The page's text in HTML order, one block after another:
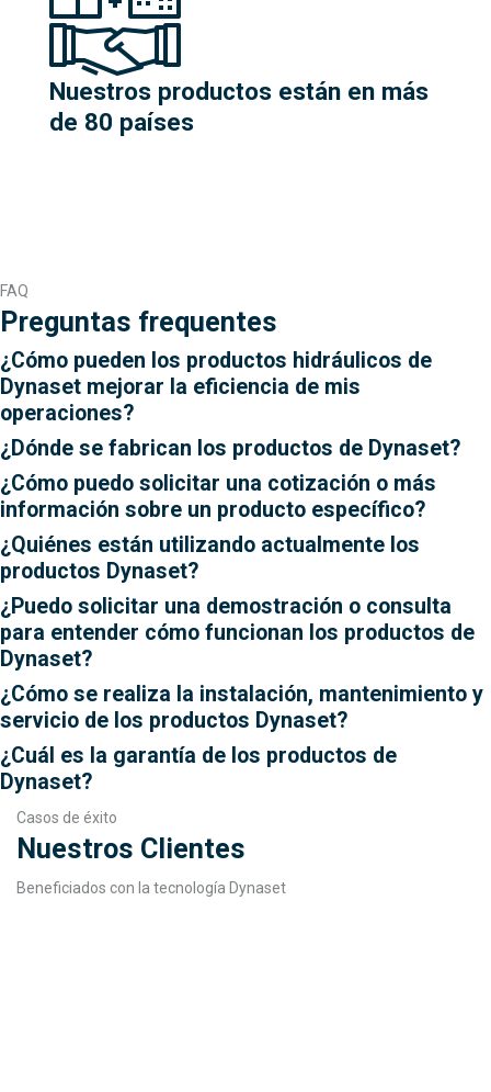
Nuestros productos están en más
de 80 países
FAQ
Preguntas frequentes
¿Cómo pueden los productos hidráulicos de
Dynaset mejorar la eficiencia de mis
operaciones?
¿Dónde se fabrican los productos de Dynaset?
¿Cómo puedo solicitar una cotización o más
información sobre un producto específico?
¿Quiénes están utilizando actualmente los
productos Dynaset?
¿Puedo solicitar una demostración o consulta
para entender cómo funcionan los productos de
Dynaset?
¿Cómo se realiza la instalación, mantenimiento y
servicio de los productos Dynaset?
¿Cuál es la garantía de los productos de
Dynaset?
Casos de éxito
Nuestros Clientes
Beneficiados con la tecnología Dynaset